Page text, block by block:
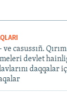
ve casussıñ. Qırım
devlet
daqqalar